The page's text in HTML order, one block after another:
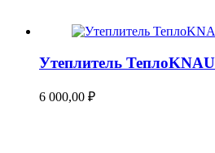
Утеплитель
6 000,00 ₽